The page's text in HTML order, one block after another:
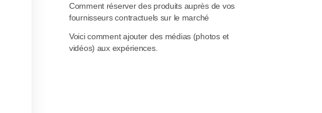
Comment réserver des produits auprès de vos
fournisseurs contractuels sur le marché
Voici comment ajouter des médias (photos et
vidéos) aux expériences.